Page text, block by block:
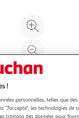
à
200%
Réduire
à
%
Partager
produit
!
personnelles, telles que
les technologies de
traitons des données pour